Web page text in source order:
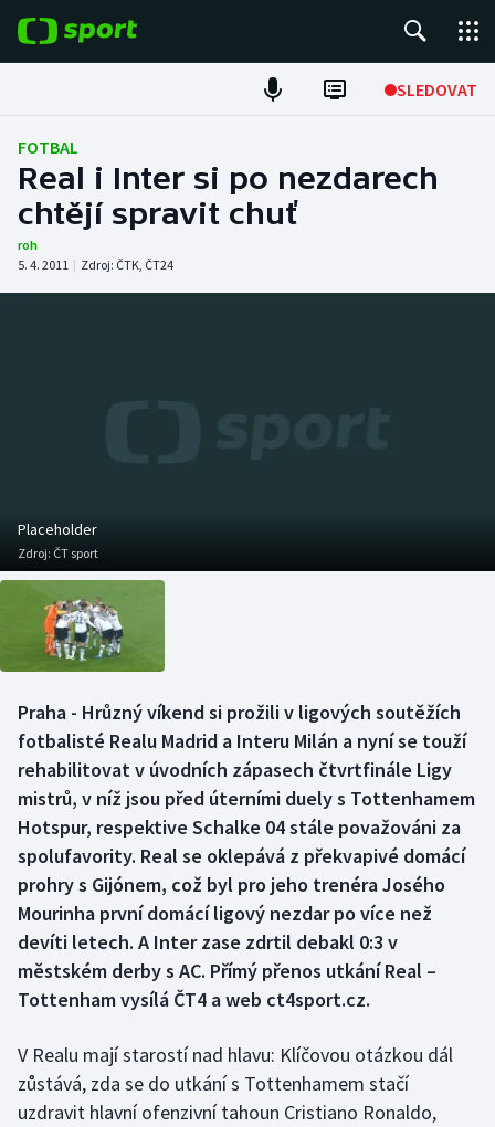
SLEDOVAT
Fotbal
Hokej
Atletika
Basketbal
Biatlon
Boby a skeleton
Box
Curling
Dostihy
Florbal
Futsal
Golf
Gymnastika
Házená
Historické návraty
Aplikace ČT sport
AZ kvíz
FOTBAL
Real i Inter si po nezdarech
chtějí spravit chuť
roh
5. 4. 2011 | Zdroj: ČTK, ČT24
Placeholder
Zdroj: ČT sport
Praha - Hrůzný víkend si prožili v ligových soutěžích
fotbalisté Realu Madrid a Interu Milán a nyní se touží
rehabilitovat v úvodních zápasech čtvrtfinále Ligy
mistrů, v níž jsou před úterními duely s Tottenhamem
Hotspur, respektive Schalke 04 stále považováni za
spolufavority. Real se oklepává z překvapivé domácí
prohry s Gijónem, což byl pro jeho trenéra Josého
Mourinha první domácí ligový nezdar po více než
devíti letech. A Inter zase zdrtil debakl 0:3 v
městském derby s AC. Přímý přenos utkání Real –
Tottenham vysílá ČT4 a web ct4sport.cz.
V Realu mají starostí nad hlavu: Klíčovou otázkou dál
zůstává, zda se do utkání s Tottenhamem stačí
uzdravit hlavní ofenzivní tahoun Cristiano Ronaldo,